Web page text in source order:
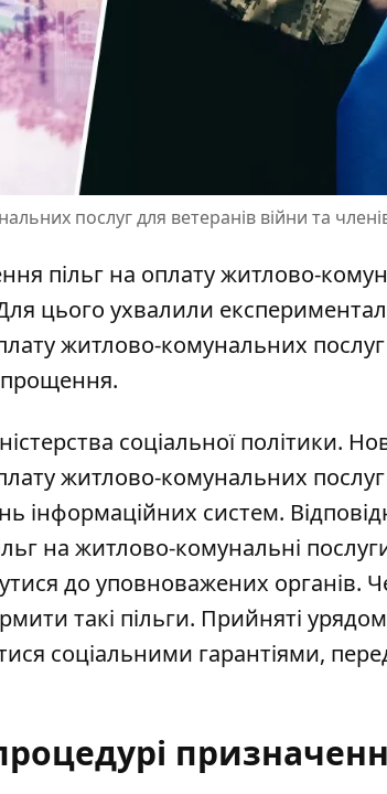
послуг для ветеранів війни та
пільг на оплатужитлово-
Для цього ухвалили
житлово-комунальних
соціальної політики.
житлово-комунальних
інформаційних систем.
на житлово-комунальні
до уповноважених органів.
такі пільги. Прийняті
соціальними гарантіями,